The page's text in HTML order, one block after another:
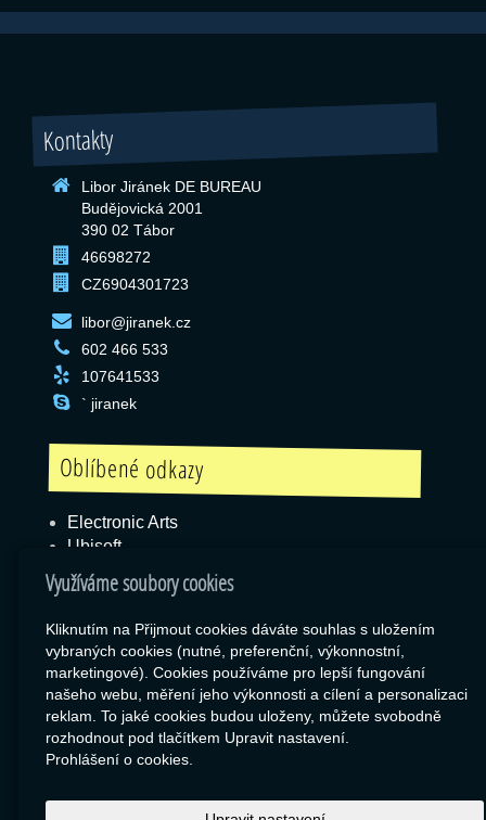
Kontakty
Libor Jiránek DE BUREAU
Budějovická 2001
390 02 Tábor
46698272
CZ6904301723
libor@jiranek.cz
602 466 533
107641533
` jiranek
Oblíbené odkazy
Electronic Arts
Ubisoft
Blizzard
Box
Export zboží
RSS
SEO Rozcestník
Využíváme soubory cookies
Kliknutím na Přijmout cookies dáváte souhlas s uložením
vybraných cookies (nutné, preferenční, výkonnostní,
marketingové). Cookies používáme pro lepší fungování
našeho webu, měření jeho výkonnosti a cílení a personalizaci
reklam. To jaké cookies budou uloženy, můžete svobodně
rozhodnout pod tlačítkem Upravit nastavení.
Prohlášení o cookies.